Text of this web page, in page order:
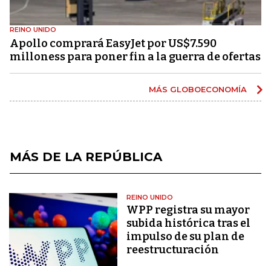
REINO UNIDO
Apollo comprará EasyJet por US$7.590
milloness para poner fin a la guerra de ofertas
MÁS GLOBOECONOMÍA
MÁS DE LA REPÚBLICA
REINO UNIDO
WPP registra su mayor
subida histórica tras el
impulso de su plan de
reestructuración